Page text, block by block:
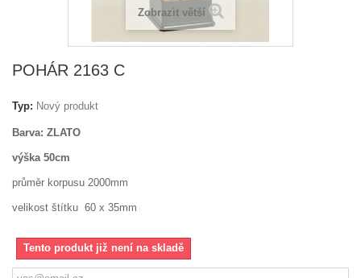
Zobrazit větší
POHÁR 2163 C
Typ: Nový produkt
Barva: ZLATO
výška 50cm
průměr korpusu 2000mm
velikost štítku 60 x 35mm
Tento produkt již není na skladě